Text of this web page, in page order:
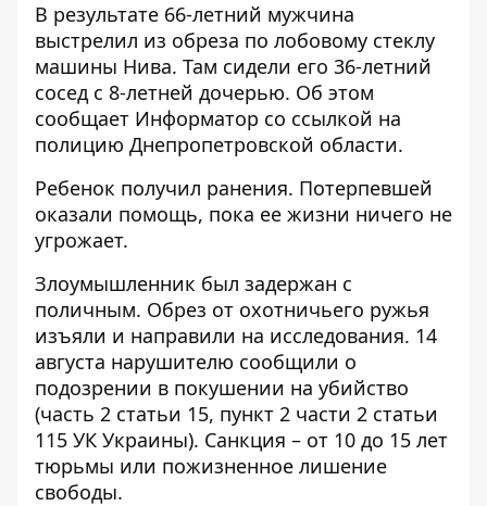
В результате 66-летний мужчина
выстрелил из обреза по лобовому стеклу
машины Нива. Там сидели его 36-летний
сосед с 8-летней дочерью. Об этом
сообщает Информатор со ссылкой на
полицию Днепропетровской области.
Ребенок получил ранения. Потерпевшей
оказали помощь, пока ее жизни ничего не
угрожает.
Злоумышленник был задержан с
поличным. Обрез от охотничьего ружья
изъяли и направили на исследования. 14
августа нарушителю сообщили о
подозрении в покушении на убийство
(часть 2 статьи 15, пункт 2 части 2 статьи
115 УК Украины). Санкция – от 10 до 15 лет
тюрьмы или пожизненное лишение
свободы.